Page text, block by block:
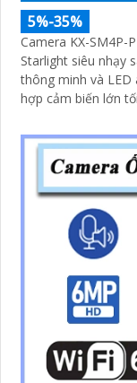
5%-35%
Camera KX-SM4P-
Starlight siêu nhạy
thông minh và LED ánh sáng
hợp cảm biến lớn